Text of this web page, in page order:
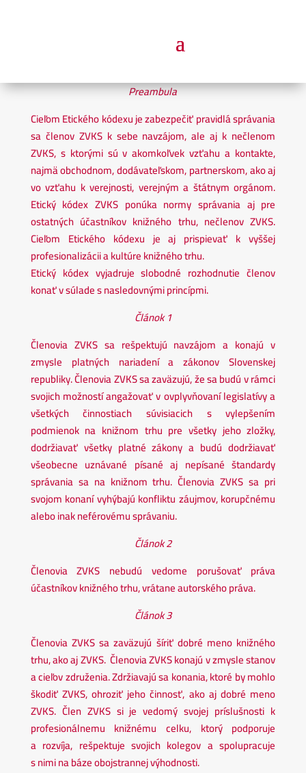
Preambula
Cieľom Etického kódexu je zabezpečiť pravidlá správania
sa členov ZVKS k sebe navzájom, ale aj k nečlenom
ZVKS, s ktorými sú v akomkoľvek vzťahu a kontakte,
najmä obchodnom, dodávateľskom, partnerskom, ako aj
vo vzťahu k verejnosti, verejným a štátnym orgánom.
Etický kódex ZVKS ponúka normy správania aj pre
ostatných účastníkov knižného trhu, nečlenov ZVKS.
Cieľom Etického kódexu je aj prispievať k vyššej
profesionalizácii a kultúre knižného trhu.
Etický kódex vyjadruje slobodné rozhodnutie členov
konať v súlade s nasledovnými princípmi.
Článok 1
Členovia ZVKS sa rešpektujú navzájom a konajú v
zmysle platných nariadení a zákonov Slovenskej
republiky. Členovia ZVKS sa zaväzujú, že sa budú v rámci
svojich možností angažovať v ovplyvňovaní legislatívy a
všetkých činnostiach súvisiacich s vylepšením
podmienok na knižnom trhu pre všetky jeho zložky,
dodržiavať všetky platné zákony a budú dodržiavať
všeobecne uznávané písané aj nepísané štandardy
správania sa na knižnom trhu. Členovia ZVKS sa pri
svojom konaní vyhýbajú konfliktu záujmov, korupčnému
alebo inak neférovému správaniu.
Článok 2
Členovia ZVKS nebudú vedome porušovať práva
účastníkov knižného trhu, vrátane autorského práva.
Článok 3
Členovia ZVKS sa zaväzujú šíriť dobré meno knižného
trhu, ako aj ZVKS. Členovia ZVKS konajú v zmysle stanov
a cieľov združenia. Zdržiavajú sa konania, ktoré by mohlo
škodiť ZVKS, ohroziť jeho činnosť, ako aj dobré meno
ZVKS. Člen ZVKS si je vedomý svojej príslušnosti k
profesionálnemu knižnému celku, ktorý podporuje
a rozvíja, rešpektuje svojich kolegov a spolupracuje
s nimi na báze obojstrannej výhodnosti.